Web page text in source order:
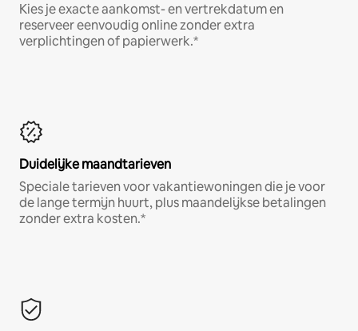
Kies je exacte aankomst- en vertrekdatum en
reserveer eenvoudig online zonder extra
verplichtingen of papierwerk.*
Duidelijke maandtarieven
Speciale tarieven voor vakantiewoningen die je voor
de lange termijn huurt, plus maandelijkse betalingen
zonder extra kosten.*